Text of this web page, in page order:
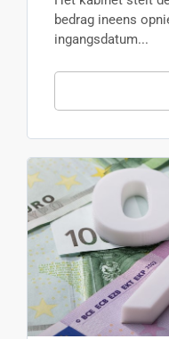
bedrag ineens
ingangsdatum...